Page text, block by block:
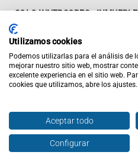
SOLO INVERSORES -
Propiedad con inquilino, está
Fue construida en 2008 y
distribuidos en salón- comedor,
baño, trastero , plaza de garaje
Inviertis es la web de inversión
rentabilidad en todo el país.
son en EXCLUSIVA y están
entras en la web tendrás
vigente, renta mensual,
Enviar oferta
Utilizamos cookies
Podemos utilizarlas para el análisis de
mejorar nuestro sitio web, mostrar
excelente experiencia en el sitio web.
cookies que utilizamos, abre los ajustes.
Aceptar todo
Configurar